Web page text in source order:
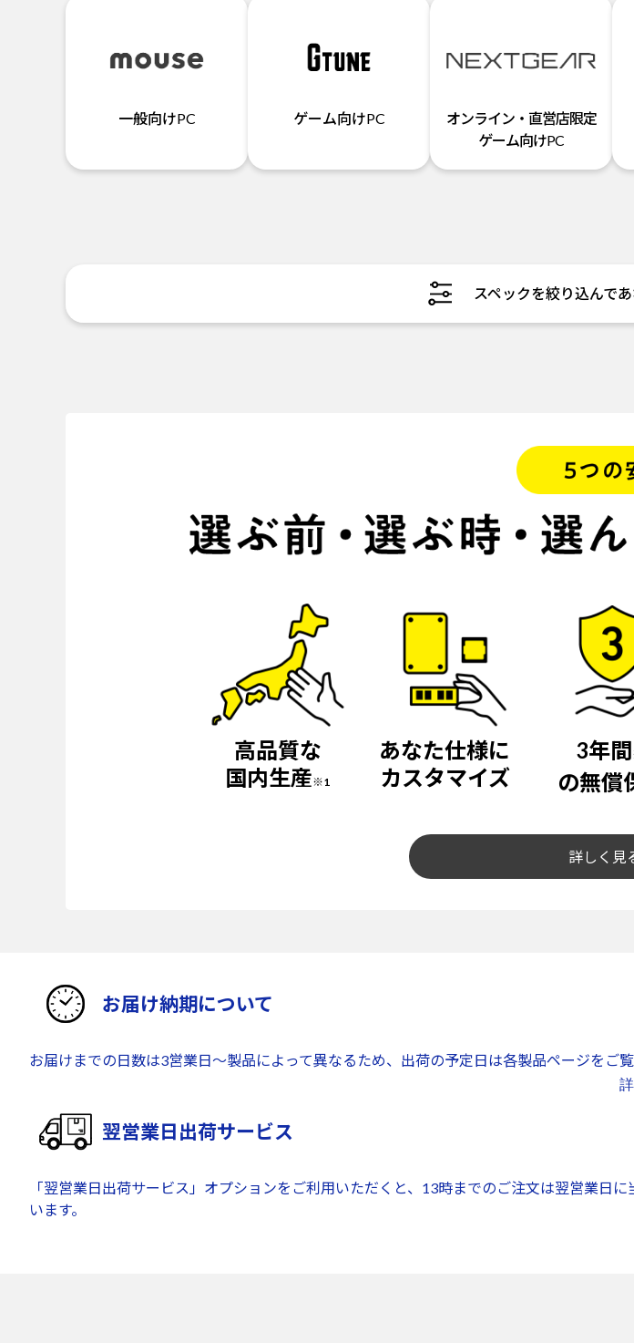
一般向けPC ゲーム向けPC
オンライン・直営店限定
ゲーム向けPC
スペックを絞り込んで
高品質な
国内生産※1
あなた仕様に
カスタマイズ
3年間
の無償
詳しく見
お届け納期について
お届けまでの日数は3営業日～製品によって異なるため、出荷の予定日は各製品ページをご覧
翌営業日出荷サービス
「翌営業日出荷サービス」オプションをご利用いただくと、13時までのご注文は翌営業
います。